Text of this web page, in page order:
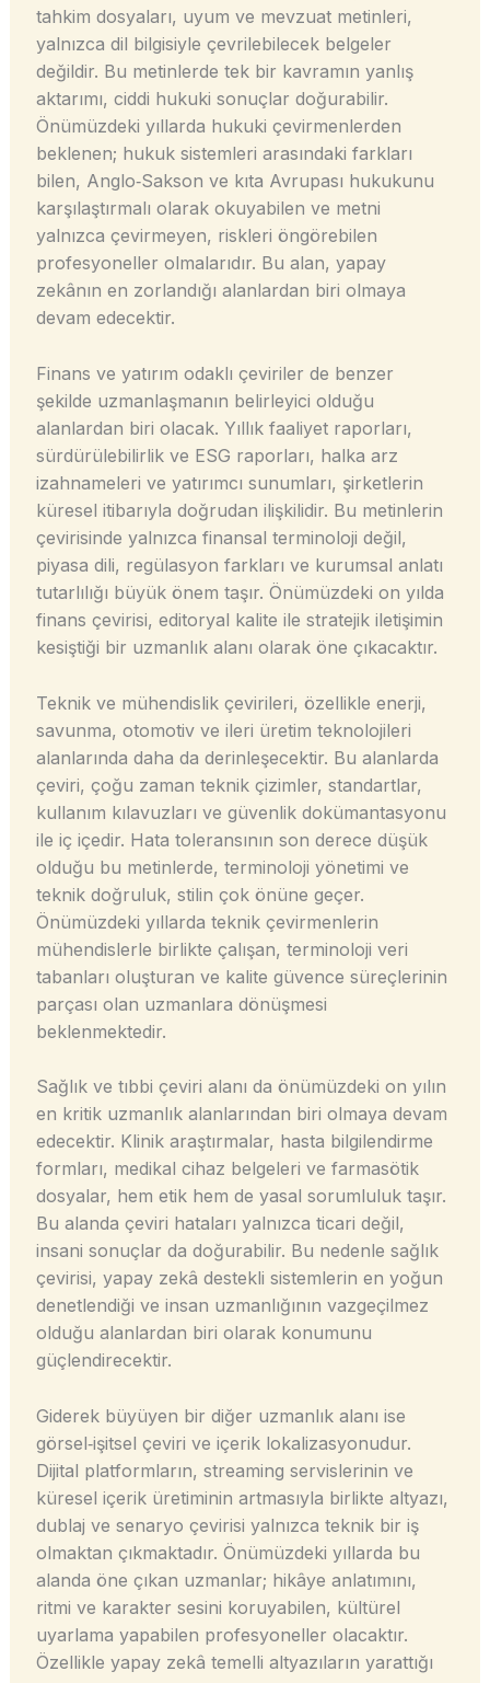
tahkim dosyaları, uyum ve mevzuat metinleri,
yalnızca dil bilgisiyle çevrilebilecek belgeler
değildir. Bu metinlerde tek bir kavramın yanlış
aktarımı, ciddi hukuki sonuçlar doğurabilir.
Önümüzdeki yıllarda hukuki çevirmenlerden
beklenen; hukuk sistemleri arasındaki farkları
bilen, Anglo‑Sakson ve kıta Avrupası hukukunu
karşılaştırmalı olarak okuyabilen ve metni
yalnızca çevirmeyen, riskleri öngörebilen
profesyoneller olmalarıdır. Bu alan, yapay
zekânın en zorlandığı alanlardan biri olmaya
devam edecektir.
Finans ve yatırım odaklı çeviriler de benzer
şekilde uzmanlaşmanın belirleyici olduğu
alanlardan biri olacak. Yıllık faaliyet raporları,
sürdürülebilirlik ve ESG raporları, halka arz
izahnameleri ve yatırımcı sunumları, şirketlerin
küresel itibarıyla doğrudan ilişkilidir. Bu metinlerin
çevirisinde yalnızca finansal terminoloji değil,
piyasa dili, regülasyon farkları ve kurumsal anlatı
tutarlılığı büyük önem taşır. Önümüzdeki on yılda
finans çevirisi, editoryal kalite ile stratejik iletişimin
kesiştiği bir uzmanlık alanı olarak öne çıkacaktır.
Teknik ve mühendislik çevirileri, özellikle enerji,
savunma, otomotiv ve ileri üretim teknolojileri
alanlarında daha da derinleşecektir. Bu alanlarda
çeviri, çoğu zaman teknik çizimler, standartlar,
kullanım kılavuzları ve güvenlik dokümantasyonu
ile iç içedir. Hata toleransının son derece düşük
olduğu bu metinlerde, terminoloji yönetimi ve
teknik doğruluk, stilin çok önüne geçer.
Önümüzdeki yıllarda teknik çevirmenlerin
mühendislerle birlikte çalışan, terminoloji veri
tabanları oluşturan ve kalite güvence süreçlerinin
parçası olan uzmanlara dönüşmesi
beklenmektedir.
Sağlık ve tıbbi çeviri alanı da önümüzdeki on yılın
en kritik uzmanlık alanlarından biri olmaya devam
edecektir. Klinik araştırmalar, hasta bilgilendirme
formları, medikal cihaz belgeleri ve farmasötik
dosyalar, hem etik hem de yasal sorumluluk taşır.
Bu alanda çeviri hataları yalnızca ticari değil,
insani sonuçlar da doğurabilir. Bu nedenle sağlık
çevirisi, yapay zekâ destekli sistemlerin en yoğun
denetlendiği ve insan uzmanlığının vazgeçilmez
olduğu alanlardan biri olarak konumunu
güçlendirecektir.
Giderek büyüyen bir diğer uzmanlık alanı ise
görsel‑işitsel çeviri ve içerik lokalizasyonudur.
Dijital platformların, streaming servislerinin ve
küresel içerik üretiminin artmasıyla birlikte altyazı,
dublaj ve senaryo çevirisi yalnızca teknik bir iş
olmaktan çıkmaktadır. Önümüzdeki yıllarda bu
alanda öne çıkan uzmanlar; hikâye anlatımını,
ritmi ve karakter sesini koruyabilen, kültürel
uyarlama yapabilen profesyoneller olacaktır.
Özellikle yapay zekâ temelli altyazıların yarattığı